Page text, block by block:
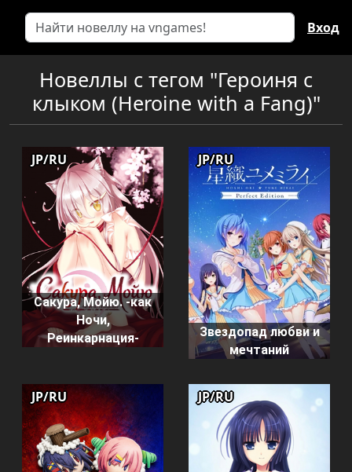
Вход
Новеллы с тегом "Героиня с
клыком (Heroine with a Fang)"
Сакура, Мойю. -как
Ночи,
Реинкарнация-
JP/RU
Звездопад любви и
мечтаний
JP/RU
JP/RU JP/RU